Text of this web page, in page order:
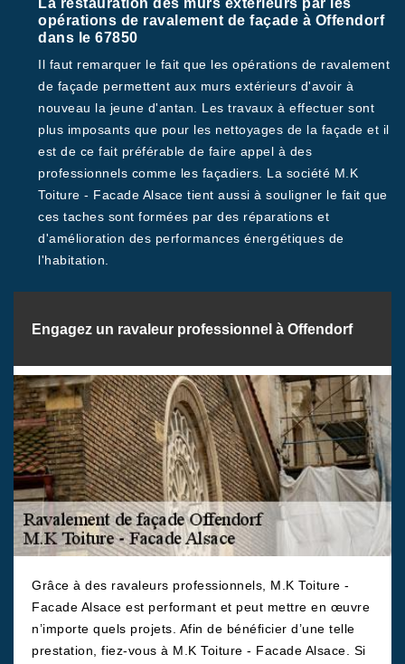
La restauration des murs extérieurs par les
opérations de ravalement de façade à Offendorf
dans le 67850
Il faut remarquer le fait que les opérations de ravalement
de façade permettent aux murs extérieurs d'avoir à
nouveau la jeune d'antan. Les travaux à effectuer sont
plus imposants que pour les nettoyages de la façade et il
est de ce fait préférable de faire appel à des
professionnels comme les façadiers. La société M.K
Toiture - Facade Alsace tient aussi à souligner le fait que
ces taches sont formées par des réparations et
d'amélioration des performances énergétiques de
l'habitation.
Engagez un ravaleur professionnel à Offendorf
Grâce à des ravaleurs professionnels, M.K Toiture -
Facade Alsace est performant et peut mettre en œuvre
n’importe quels projets. Afin de bénéficier d’une telle
prestation, fiez-vous à M.K Toiture - Facade Alsace. Si